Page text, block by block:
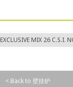
EXCLUSIVE MIX 26 C.S.I.
< Back to 壁挂炉